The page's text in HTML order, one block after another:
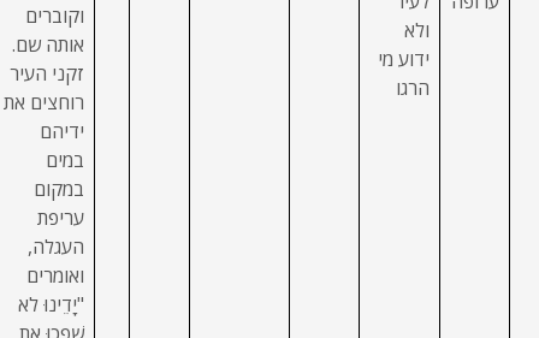
ולא
ידוע מי
הרגו
וקוברים
אותה שם.
זקני העיר
רוחצים את
ידיהם
במים
במקום
עריפת
העגלה,
ואומרים
"יָדֵינוּ לֹא